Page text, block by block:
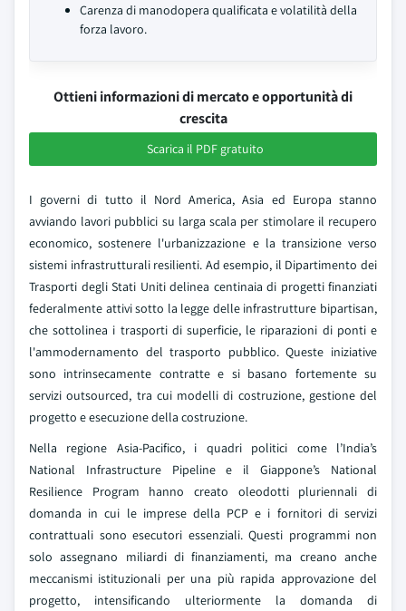
Carenza di manodopera qualificata e volatilità della
forza lavoro.
Ottieni informazioni di mercato e opportunità di
crescita
Scarica il PDF gratuito
I governi di tutto il Nord America, Asia ed Europa stanno
avviando lavori pubblici su larga scala per stimolare il recupero
economico, sostenere l'urbanizzazione e la transizione verso
sistemi infrastrutturali resilienti. Ad esempio, il Dipartimento dei
Trasporti degli Stati Uniti delinea centinaia di progetti finanziati
federalmente attivi sotto la legge delle infrastrutture bipartisan,
che sottolinea i trasporti di superficie, le riparazioni di ponti e
l'ammodernamento del trasporto pubblico. Queste iniziative
sono intrinsecamente contratte e si basano fortemente su
servizi outsourced, tra cui modelli di costruzione, gestione del
progetto e esecuzione della costruzione.
Nella regione Asia-Pacifico, i quadri politici come l’India’s
National Infrastructure Pipeline e il Giappone’s National
Resilience Program hanno creato oleodotti pluriennali di
domanda in cui le imprese della PCP e i fornitori di servizi
contrattuali sono esecutori essenziali. Questi programmi non
solo assegnano miliardi di finanziamenti, ma creano anche
meccanismi istituzionali per una più rapida approvazione del
progetto, intensificando ulteriormente la domanda di